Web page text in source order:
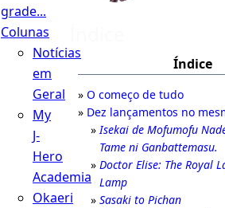
grade...
Colunas
Notícias
em
Geral
My
J-
Hero
Academia
Okaeri
Índice
O começo de tudo
Dez lançamentos no
Isekai de Mofumofu
Tame ni Ganbattemasu.
Doctor Elise: The Royal
Lamp
Sasaki to Pichan